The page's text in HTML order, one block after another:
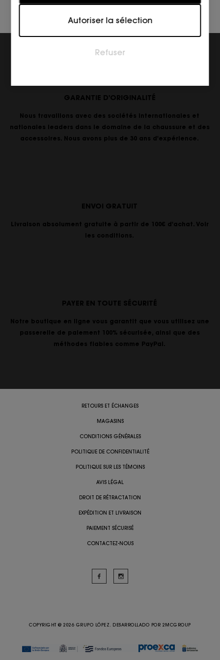
GARANTIE D'ORIGINALITÉ
Nous travaillons avec des sociétés internationales et
nationales leaders dans le domaine de la chaussure et des
accessoires. Nous avons plus de 30 ans d'expérience.
ENVOI GRATUIT
Livraison absolument gratuite à partir de 100€ d'achat. Voir
les conditions.
PAYER EN TOUTE SÉCURITÉ
Notre boutique en ligne vous garantit que vous utilisez une
passerelle de paiement 100% sécurisée, ainsi que des
méthodes fiables comme PayPal.
RETOURS ET ÉCHANGES
MAGASINS
CONDITIONS GÉNÉRALES
POLITIQUE DE CONFIDENTIALITÉ
POLITIQUE SUR LES TÉMOINS
AVIS LÉGAL
DROIT DE RÉTRACTATION
EXPÉDITION ET LIVRAISON
PAIEMENT SÉCURISÉ
CONTACTEZ-NOUS
COPYRIGHT @ 2026 GRUPO LÓPEZ. DESARROLLADO POR 2MCGROUP
fournissant des informations de manière anonyme.
Les cookies marketing sont utilisés pour suivre les
pour l'utilisateur individuel et donc plus précieuses
pour les éditeurs et les annonceurs tiers.
Autoriser la sélection
Refuser